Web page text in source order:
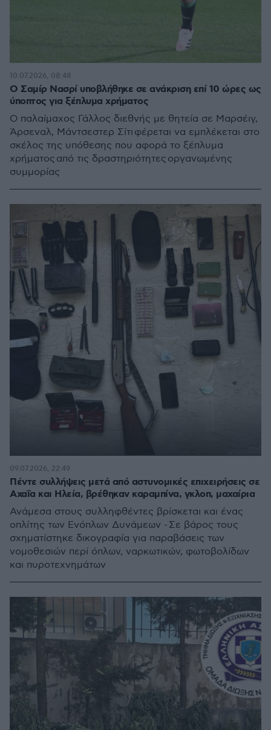
Ο Σαμίρ Νασρί υποβλήθηκε σε ανάκριση επί 10 ώρες ως
ύποπτος για ξέπλυμα χρήματος
Ο παλαίμαχος Γάλλος διεθνής με θητεία σε Μαρσέιγ,
Άρσεναλ, Μάντσεστερ Σίτι φέρεται να εμπλέκεται στο
σκέλος της υπόθεσης που αφορά το ξέπλυμα
χρήματος από τις δραστηριότητες οργανωμένης
συμμορίας
10.07.2026, 08:48
Πέντε συλλήψεις μετά από αστυνομικές επιχειρήσεις σε
Αχαΐα και Ηλεία, βρέθηκαν καραμπίνα, γκλοπ, μαχαίρια
Ανάμεσα στους συλληφθέντες βρίσκεται και ένας
οπλίτης των Ενόπλων Δυνάμεων - Σε βάρος τους
σχηματίστηκε δικογραφία για παραβάσεις των
νομοθεσιών περί όπλων, ναρκωτικών, φωτοβολίδων
και πυροτεχνημάτων
09.07.2026, 22:49